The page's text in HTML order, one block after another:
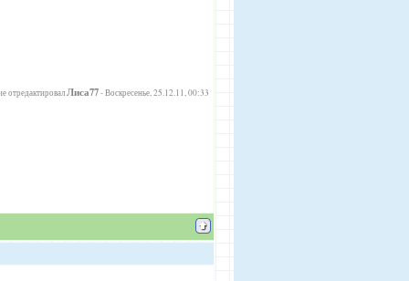
отредактировалЛиса77-Воскресенье, 25.12.11, 00:33